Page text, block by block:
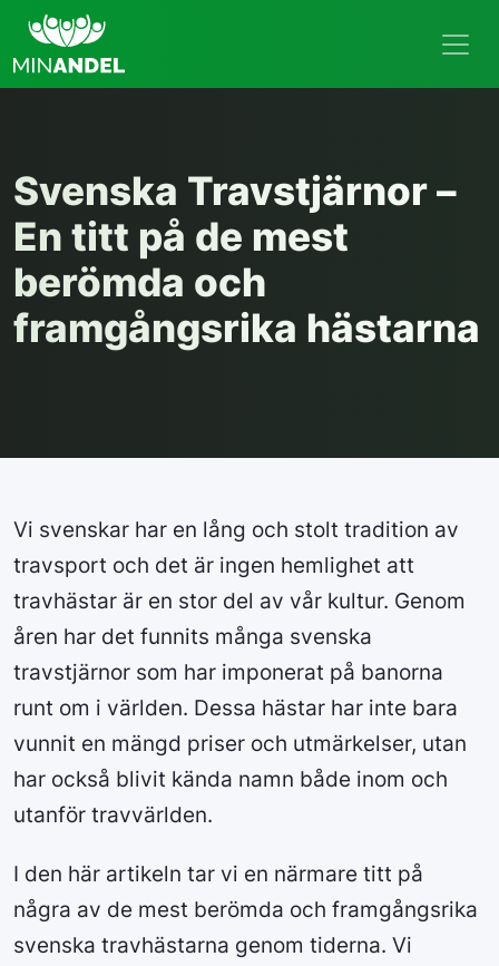
Svenska Travstjärnor –
En titt på de mest
berömda och
framgångsrika hästarna
Vi svenskar har en lång och stolt tradition av
travsport och det är ingen hemlighet att
travhästar är en stor del av vår kultur. Genom
åren har det funnits många svenska
travstjärnor som har imponerat på banorna
runt om i världen. Dessa hästar har inte bara
vunnit en mängd priser och utmärkelser, utan
har också blivit kända namn både inom och
utanför travvärlden.
I den här artikeln tar vi en närmare titt på
några av de mest berömda och framgångsrika
svenska travhästarna genom tiderna. Vi